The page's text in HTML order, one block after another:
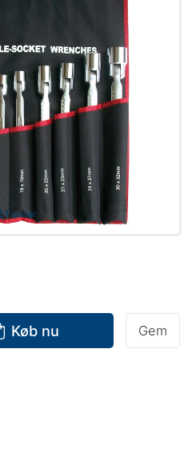
Forstør
Køb nu Gem